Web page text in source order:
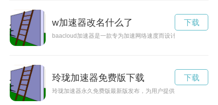
w加速器改名什么了
baacloud加速器是一款专为加速网络速度而设计的工具，通过
下载
玲珑加速器免费版下载
玲珑加速器永久免费版最新版发布，为用户提供更加稳定、快
下载